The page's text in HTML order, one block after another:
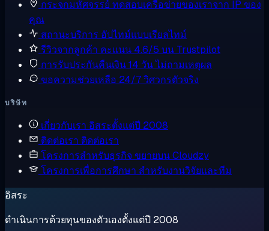
กระจกมหัศจรรย์ ทดสอบเครือข่ายของเราจาก IP ของ
คุณ
สถานะบริการ อัปไทม์แบบเรียลไทม์
รีวิวจากลูกค้า คะแนน 4.6/5 บน Trustpilot
การรับประกันคืนเงิน14 วัน ไม่ถามเหตุผล
ขอความช่วยเหลือ 24/7 วิศวกรตัวจริง
บริษัท
เกี่ยวกับเรา อิสระตั้งแต่ปี 2008
ติดต่อเรา ติดต่อเรา
โครงการสำหรับธุรกิจ ขยายบน Cloudzy
โครงการเพื่อการศึกษา สำหรับงานวิจัยและทีม
อิสระ
ดำเนินการด้วยทุนของตัวเองตั้งแต่ปี 2008